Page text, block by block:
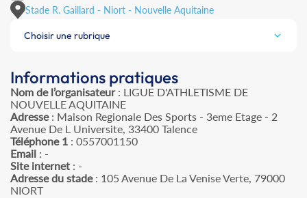
Stade R. Gaillard - Niort - Nouvelle Aquitaine
Choisir une rubrique
Informations pratiques
Nom de l’organisateur: LIGUE D'ATHLETISME DE
NOUVELLE AQUITAINE
Adresse: Maison Regionale Des Sports - 3eme Etage - 2
Avenue De L Universite, 33400 Talence
Téléphone 1 : 0557001150
Email : -
Site internet : -
Adresse du stade: 105 Avenue De La Venise Verte, 79000
NIORT